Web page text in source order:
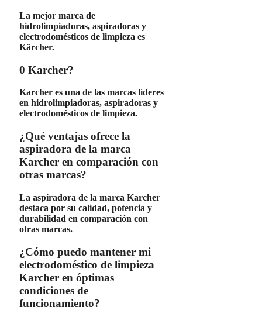
La mejor marca de
hidrolimpiadoras, aspiradoras y
electrodomésticos de limpieza es
Kärcher.
0 Karcher?
Karcher es una de las marcas líderes
en hidrolimpiadoras, aspiradoras y
electrodomésticos de limpieza.
¿Qué ventajas ofrece la
aspiradora de la marca
Karcher en comparación con
otras marcas?
La aspiradora de la marca Karcher
destaca por su calidad, potencia y
durabilidad en comparación con
otras marcas.
¿Cómo puedo mantener mi
electrodoméstico de limpieza
Karcher en óptimas
condiciones de
funcionamiento?